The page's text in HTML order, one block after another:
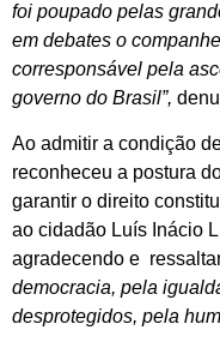
foi poupado pelas
em debates o
corresponsável pela
governo do Brasil”,
Ao admitir a condição
reconheceu a postura
garantir o direito
ao cidadão Luís Inácio
agradecendo e
democracia, pela
desprotegidos, pela